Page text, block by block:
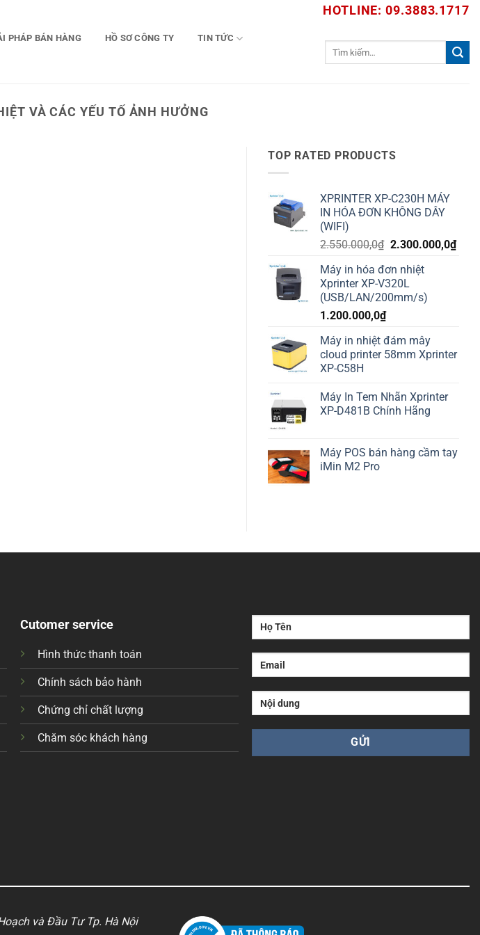
HOTLINE: 09.3883.1717
PHÁP BÁN HÀNG HỒ SƠ CÔNG TY TIN TỨC
VÀ CÁC YẾU TỐ ẢNH HƯỞNG
TOP RATED PRODUCTS
XPRINTER XP-C230H MÁY
IN HÓA ĐƠN KHÔNG DÂY
(WIFI)
2.550.000,0₫ Giá
là:
2.550.000,0₫.
2.300.000,0₫Giá
Máy in hóa đơn nhiệt
Xprinter XP-V320L
(USB/LAN/200mm/s)
1.200.000,0₫
Máy in nhiệt đám mây
cloud printer 58mm Xprinter
XP-C58H
Máy In Tem Nhãn Xprinter
XP-D481B Chính Hãng
Máy POS bán hàng cầm tay
iMin M2 Pro
Cutomer service
Hình thức thanh toán
Chính sách bảo hành
Chứng chỉ chất lượng
Chăm sóc khách hàng
và Đầu Tư Tp. Hà Nội